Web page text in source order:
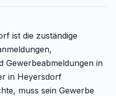
ist die zuständige
Gewerbeabmeldungen in
in Heyersdorf
muss sein Gewerbe